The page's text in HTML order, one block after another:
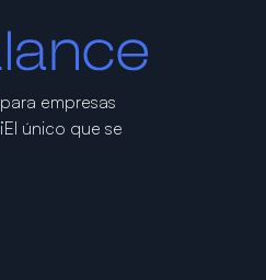
para empresas
¡El único que se